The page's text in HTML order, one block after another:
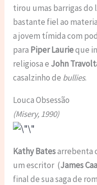
tirou umas barrigas do
bastante fiel ao
a jovem tímida com
para Piper Laurieque
religiosa e John
casalzinho de bullies.
Louca Obsessão
(Misery, 1990)
Kathy Batesarrebenta
um escritor (James
final de sua saga de